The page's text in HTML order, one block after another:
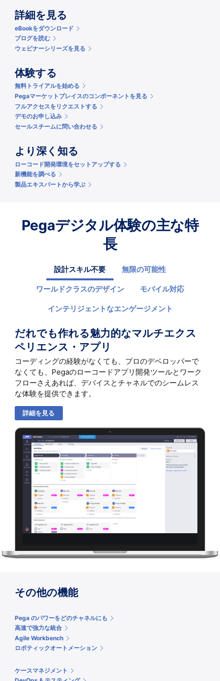
詳細を見る
eBookをダウンロード
ブログを読む
ウェビナーシリーズを見る
体験する
無料トライアルを始める
Pegaマーケットプレイスのコンポーネントを見る
フルアクセスをリクエストする
デモのお申し込み
セールスチームに問い合わせる
より深く知る
ローコード開発環境をセットアップする
新機能を調べる
製品エキスパートから学ぶ
Pegaデジタル体験の主な特
長
設計スキル不要
だれでも作れる魅力的なマルチエクス
ペリエンス・アプリ
コーディングの経験がなくても、プロのデベロッパーで
なくても、Pegaのローコードアプリ開発ツールとワーク
フローさえあれば、デバイスとチャネルでのシームレス
な体験を提供できます。
詳細を見る
無限の可能性
ワールドクラスのデザイン モバイル対応
インテリジェントなエンゲージメント
その他の機能
Pega のパワーをどのチャネルにも
高速で強力な統合
Agile Workbench
ロボティックオートメーション
ケースマネジメント